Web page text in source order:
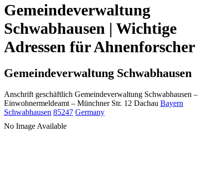
Gemeindeverwaltung
Schwabhausen | Wichtige
Adressen für Ahnenforscher
Gemeindeverwaltung Schwabhausen
Anschrift geschäftlich Gemeindeverwaltung Schwabhausen –
Einwohnermeldeamt – Münchner Str. 12 Dachau Bayern
Schwabhausen 85247 Germany
No Image Available